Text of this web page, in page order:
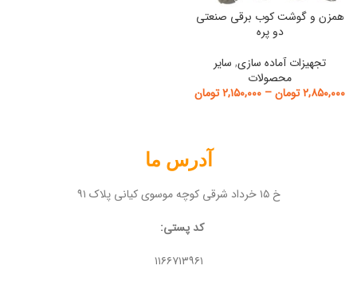
همزن و گوشت کوب برقی صنعتی
دو پره
تجهیزات آماده سازی, سایر
محصولات
۲,۸۵۰,۰۰۰تومان– ۲,۱۵۰,۰۰۰تومان
آدرس ما
خ ۱۵ خرداد شرقی کوچه موسوی کیانی پلاک ۹۱
کد پستی:
۱۱۶۶۷۱۳۹۶۱